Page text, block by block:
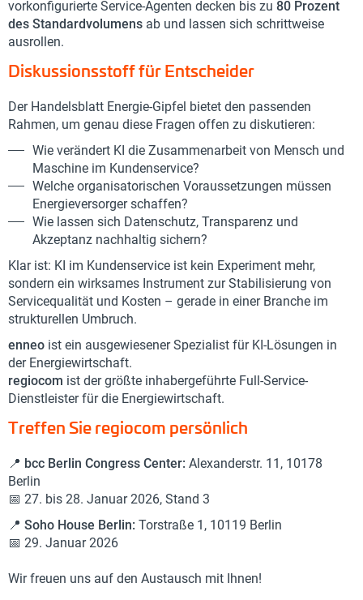
vorkonfigurierte Service-Agenten decken bis zu 80 Prozent
des Standardvolumens ab und lassen sich schrittweise
ausrollen.
Diskussionsstoff für Entscheider
Der Handelsblatt Energie-Gipfel bietet den passenden
Rahmen, um genau diese Fragen offen zu diskutieren:
Wie verändert KI die Zusammenarbeit von Mensch und
Maschine im Kundenservice?
Welche organisatorischen Voraussetzungen müssen
Energieversorger schaffen?
Wie lassen sich Datenschutz, Transparenz und
Akzeptanz nachhaltig sichern?
Klar ist: KI im Kundenservice ist kein Experiment mehr,
sondern ein wirksames Instrument zur Stabilisierung von
Servicequalität und Kosten – gerade in einer Branche im
strukturellen Umbruch.
enneo ist ein ausgewiesener Spezialist für KI-Lösungen in
der Energiewirtschaft.
regiocom ist der größte inhabergeführte Full-Service-
Dienstleister für die Energiewirtschaft.
Treffen Sie regiocom persönlich
📍 bcc Berlin Congress Center: Alexanderstr. 11, 10178
Berlin
📅 27. bis 28. Januar 2026, Stand 3
📍 Soho House Berlin: Torstraße 1, 10119 Berlin
📅 29. Januar 2026
Wir freuen uns auf den Austausch mit Ihnen!